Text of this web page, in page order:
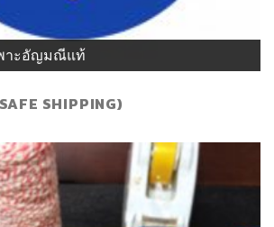
าะอัญมณีแท้
SHIPPING)